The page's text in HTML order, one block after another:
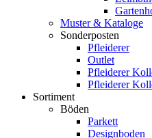
Muster & Kataloge
Sonderposten
Pfleiderer
Outlet
Pfleiderer
Pfleiderer
Sortiment
Böden
Parkett
Designboden